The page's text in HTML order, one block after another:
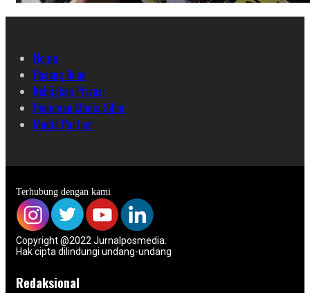
Home
Pasang Iklan
Kebijakan Privasi
Pedoman Media Siber
Media Partner
Terhubung dengan kami
Copyright @2022 Jurnalposmedia.
Hak cipta dilindungi undang-undang
Redaksional